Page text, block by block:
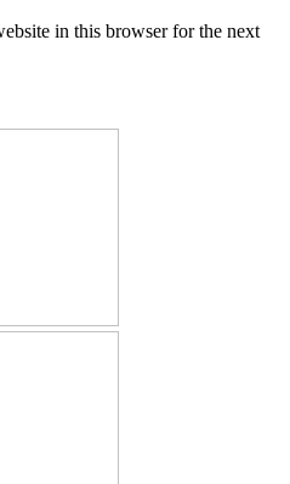
in this browser for the next